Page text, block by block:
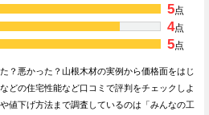
5点
4点
5点
？悪かった？山根木材の実例から価格面をはじ
どの住宅性能など口コミで評判をチェックしよ
値下げ方法まで調査しているのは「みんなの工